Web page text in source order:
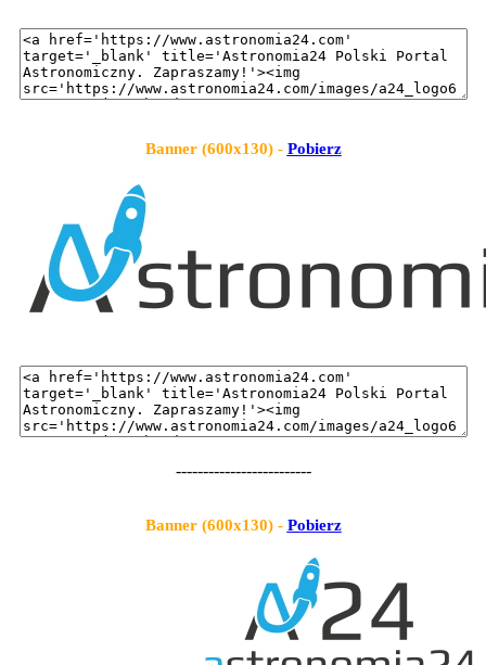
Banner (600x130) - Pobierz
-------------------------
Banner (600x130) - Pobierz